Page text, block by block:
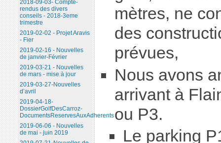
mètres, ne
des
prévues,
Nous avons
arrivant à
ou P3.
Le parking
2018-09-03- Compte-
rendus des divers
conseils - 2018-3eme
trimestre
2019-02-02 - Projet Aravis
- Fier
2019-02-16 - Nouvelles
de janvier-Février
2019-03-21 - Nouvelles
de mars - mise à jour
2019-03-27-Nouvelles
d’avril
2019-04-18-
DossierGolfDesCarroz-
DocumentsReservesAuxAdherents
2019-06-06 - Nouvelles
de mai - juin 2019